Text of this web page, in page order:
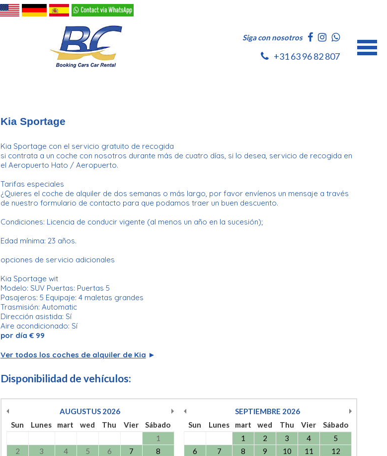
Siga con nosotros
+31 63 96 82 807
Kia Sportage
Kia Sportage con el servicio gratuito de recogida
si contrata a un coche con nosotros durante más de cuatro días, si lo desea, servicio de recogida en
el Aeropuerto Hato / Aeropuerto.
Tarifas especiales
¿Quieres el coche de alquiler de dos semanas o más largo, por favor envíenos un mensaje a través
de nuestro formulario de contacto para que podamos traer un buen descuento.
Condiciones: Licencia de conducir vigente (al menos un año en la sucesión);
Edad mínima: 23 años.
opciones de servicio adicionales
Kia Sportage wit
Modelo: SUV Puertas: Puertas 5
Pasajeros: 5 Equipaje: 4 maletas grandes
Trasmisión: Automatic
Dirección asistida: Sí
Aire acondicionado: Sí
por día € 99
Ver todos los coches de alquiler de Kia ►
Disponibilidad de vehículos:
AUGUSTUS 2026
Sun
Lunes mart wed Thu Vier
Sábado
1
2
3 4 5 6 7
8
SEPTIEMBRE 2026
Sun
Lunes mart wed Thu Vier
Sábado
1
2 3 4
5
6
7 8 9 10 11
12